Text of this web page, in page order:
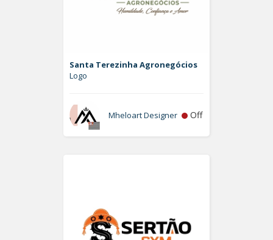
Santa Terezinha Agronegócios
Logo
Mheloart Designer Off